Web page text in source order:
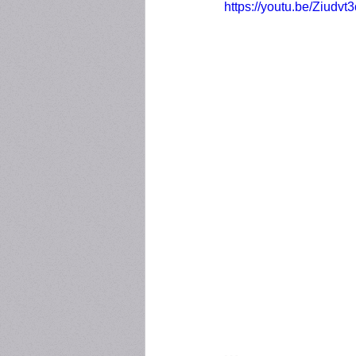
https://youtu.be/